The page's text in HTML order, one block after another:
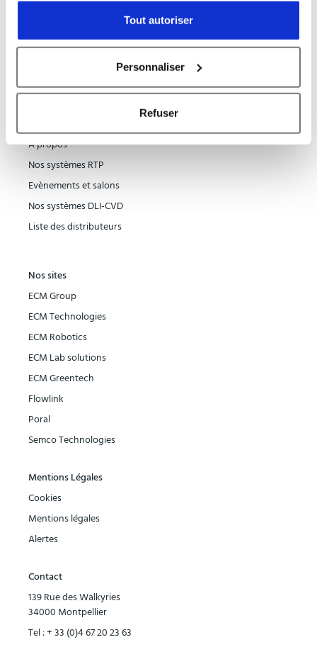
Tout autoriser
Personnaliser
Refuser
Fabricant de systèmes RTP et systèmes de dépôt DLI-CVD
A propos
Nos systèmes RTP
Evènements et salons
Nos systèmes DLI-CVD
Liste des distributeurs
Nos sites
ECM Group
ECM Technologies
ECM Robotics
ECM Lab solutions
ECM Greentech
Flowlink
Poral
Semco Technologies
Mentions Légales
Cookies
Mentions légales
Alertes
Contact
139 Rue des Walkyries
34000 Montpellier
Tel :+ 33 (0)4 67 20 23 63